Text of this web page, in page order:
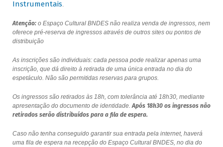
Instrumentais.
Atenção:o Espaço Cultural BNDES não realiza venda de ingressos, nem
oferece pré-reserva de ingressos através de outros sites ou pontos de
distribuição
As inscrições são individuais: cada pessoa pode realizar apenas uma
inscrição, que dá direito à retirada de uma única entrada no dia do
espetáculo. Não são permitidas reservas para grupos.
Os ingressos são retirados às 18h, com tolerância até 18h30, mediante
apresentação do documento de identidade.Após 18h30 os ingressos não
retirados serão distribuídos para a fila de espera.
Caso não tenha conseguido garantir sua entrada pela internet, haverá
uma fila de espera na recepção do Espaço Cultural BNDES, no dia do